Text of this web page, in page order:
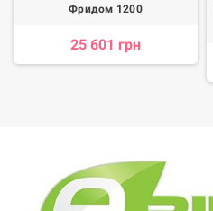
Фридом 1200
25 601 грн